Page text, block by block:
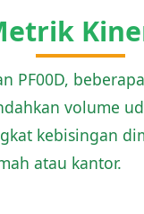
PF00D,
volume
kebisingan
atau kantor.